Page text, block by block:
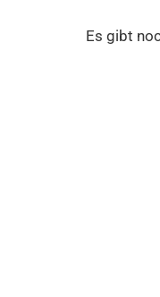
Es gibt